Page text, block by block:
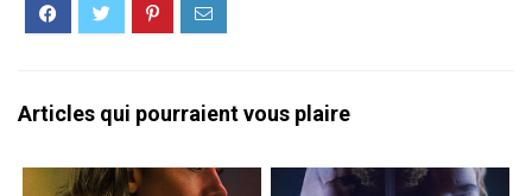
Articles qui pourraient vous plaire